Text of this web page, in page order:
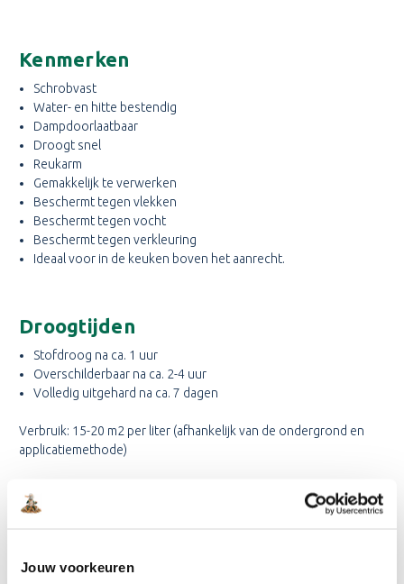
Jouw voorkeuren
Kenmerken
Schrobvast
Water- en hitte bestendig
Dampdoorlaatbaar
Droogt snel
Reukarm
Gemakkelijk te verwerken
Beschermt tegen vlekken
Beschermt tegen vocht
Beschermt tegen verkleuring
Ideaal voor in de keuken boven het aanrecht.
Droogtijden
Stofdroog na ca. 1 uur
Overschilderbaar na ca. 2-4 uur
Volledig uitgehard na ca. 7 dagen
Verbruik: 15-20 m2 per liter (afhankelijk van de ondergrond en
applicatiemethode)
Verwerking
schoon, droog en vrij van ander vuil zijn (stof, vet, olie, wax, of